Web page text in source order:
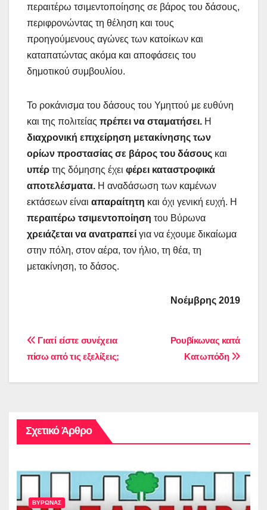
περαιτέρω τσιμεντοποίησης σε βάρος του δάσους,
περιφρονώντας τη θέληση και τους
προηγούμενους αγώνες των κατοίκων και
καταπατώντας ακόμα και αποφάσεις του
δημοτικού συμβουλίου.
Το ροκάνισμα του δάσους του Υμηττού με ευθύνη
και της πολιτείας πρέπει να σταματήσει. Η
διαχρονική επιχείρηση μετακίνησης των
ορίων προστασίας σε βάρος του δάσους και
υπέρ της δόμησης έχει φέρει καταστροφικά
αποτελέσματα. Η αναδάσωση των καμένων
εκτάσεων είναι απαραίτητη και όχι γενική ευχή. Η
περαιτέρω τσιμεντοποίηση του Βύρωνα
χρειάζεται να ανατραπεί για να έχουμε δικαίωμα
στην πόλη, στον αέρα, τον ήλιο, τη θέα, τη
μετακίνηση, το δάσος.
Νοέμβρης 2019
Πλοήγηση
άρθρων
Ρουβίκωνας κατά
Κατωπόδη
Γιατί είστε συνέχεια
πίσω από τις εξελίξεις;
Σχετικό Άρθρο
ΒΥΡΩΝΑΣ